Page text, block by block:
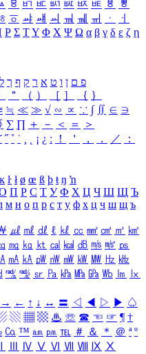
ㅱ ㅲ ㅳ ㅴ ㅵ ㅶ ㅷ ㅸ
ㅹ
ㆆ ㆇ ㆈ ㆉ ㆊ ㆋ ㆌ ㆍ
ㆎ
Ρ Σ ΤΥ Φ Χ Ψ Ω α β γ δ ε ζ η
פ ם ן ו ט א ר ק ף ך ל
＂ （ ） ［ ］ ｛ ｝
≒ ≪ ≫ √ ∽ ∝ ∵ ∫ ∬ ∈ ∋
∑ ∏ ＋ － ＜ ＝
＞
˝ ˚ ˙ ¸ ¡ ¿ ː ！ ＇ ， ． ／
：
ĸ ŀ ł ø œ ß þ ŧ ŋ ŉ
П Р С Т У Ф Х Ц Ч Ш Щ Ъ
м н о п р с т у ф х ц ч ш щ ъ
㎕ ㎖ ㎗ ℓ ㎘ ㏄ ㎣ ㎤ ㎥ ㎦
㎎ ㎏ ㏏ ㎈ ㎉ ㏈ ㎧ ㎨ ㎰
㎃ ㎄ ㎺ ㎻ ㎽ ㎾ ㎿ ㎐ ㎑
㎮ ㎯ ㏛ ㎩ ㎪ ㎫ ㎬ ㏝ ㏐
㏓
→ ← ↑ ↓ ↔ 〓 ◁ ◀ ▷ ▶ ♤
▧ ▦ ▩ ♨ ☏ ☎ ☜ ☞ ¶ †
㏇ ™ ㏂ ㏘ ℡ ＃ ＆ ＊ ＠ ª º
Ⅳ Ⅴ Ⅵ Ⅶ Ⅷ Ⅸ Ⅹ